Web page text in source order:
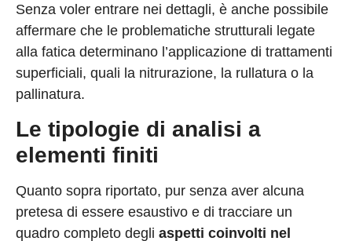
Senza voler entrare nei dettagli, è anche possibile
affermare che le problematiche strutturali legate
alla fatica determinano l’applicazione di trattamenti
superficiali, quali la nitrurazione, la rullatura o la
pallinatura.
Le tipologie di analisi a
elementi finiti
Quanto sopra riportato, pur senza aver alcuna
pretesa di essere esaustivo e di tracciare un
quadro completo degli aspetti coinvolti nel